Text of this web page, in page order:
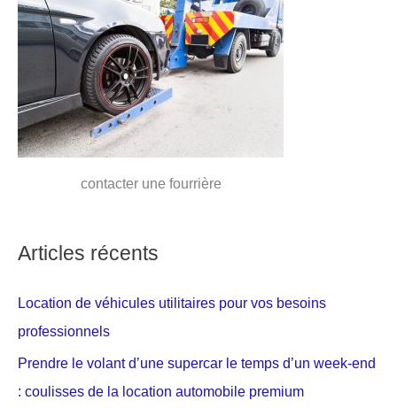
contacter une fourrière
Articles récents
Location de véhicules utilitaires pour vos besoins
professionnels
Prendre le volant d’une supercar le temps d’un week-end
: coulisses de la location automobile premium